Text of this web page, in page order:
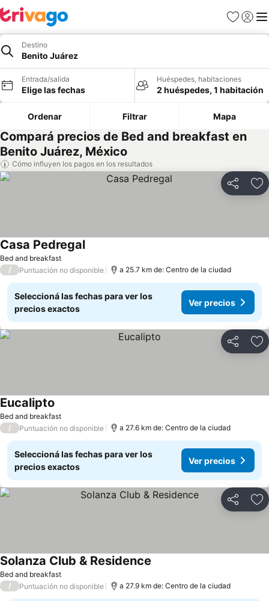
Favoritos
Iniciar
Destino
Benito Juárez
Entrada/salida
Elige las fechas
Huéspedes, habitaciones
2 huéspedes, 1 habitación
Ordenar Filtrar Mapa
Compará precios de Bed and breakfast en
Benito Juárez, México
Cómo influyen los pagos en los resultados
Compartir
Bed and breakfast
Casa PedregalVer precios
/ Puntuación no disponible a 25.7 km de: Centro de la ciudad
Seleccioná las fechas para ver los
precios exactos
Ver precios
Compartir
Bed and breakfast
Eucalipto
/ Puntuación no disponible a 27.6 km de: Centro de la ciudad
Seleccioná las fechas para ver los
precios exactos
Ver precios
Compartir
Bed and breakfast
Solanza Club & Residence
/ Puntuación no disponible a 27.9 km de: Centro de la ciudad